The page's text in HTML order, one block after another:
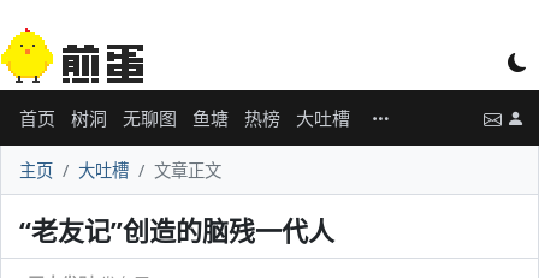
首页 树洞 无聊图 鱼塘 热榜 大吐槽
主页 大吐槽 文章正文
“老友记”创造的脑残一代人